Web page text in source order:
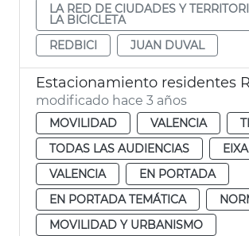
LA RED DE CIUDADES Y
LA BICICLETA
REDBICI
JUAN DUVAL
Estacionamiento residentes
modificado hace 3 años
MOVILIDAD VALENCIA
TODAS LAS AUDIENCIAS
VALENCIA
EN PORTADA
EN PORTADA TEMÁTICA
MOVILIDAD Y URBANISMO